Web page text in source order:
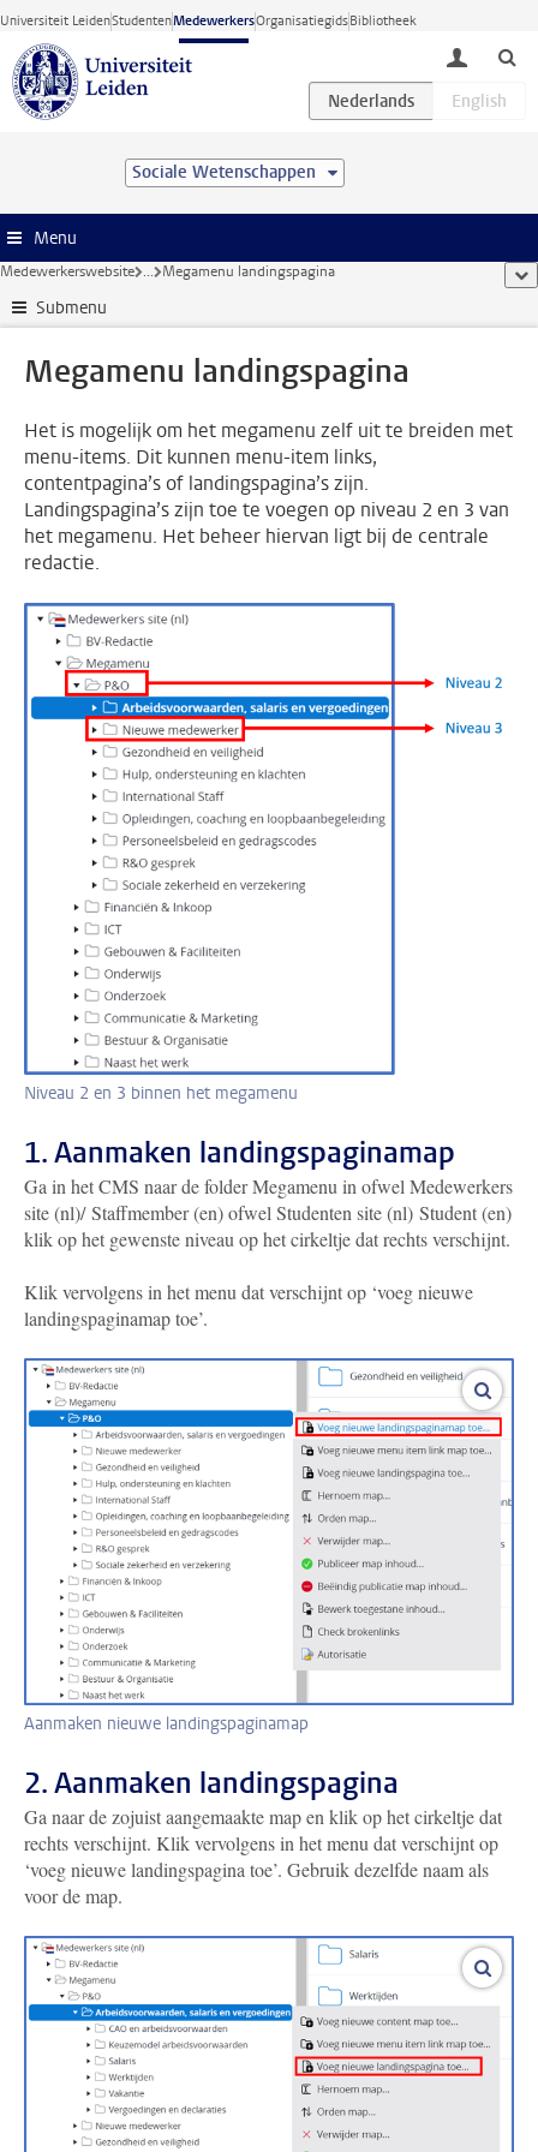
Ga direct naar de inhoud
Universiteit LeidenStudentenMedewerkersOrganisatiegidsBibliotheek
toggle
Sociale Wetenschappen
Menu
Medewerkerswebsite ... Megamenu landingspagina
Submenu
Megamenu landingspagina
Het is mogelijk om het megamenu zelf uit te breiden met
menu-items. Dit kunnen menu-item links,
contentpagina’s of landingspagina’s zijn.
Landingspagina’s zijn toe te voegen op niveau 2 en 3 van
het megamenu. Het beheer hiervan ligt bij de centrale
redactie.
Niveau 2 en 3 binnen het megamenu
1. Aanmaken landingspaginamap
Ga in het CMS naar de folder Megamenu in ofwel Medewerkers
site (nl)/ Staffmember (en) ofwel Studenten site (nl) Student (en)
klik op het gewenste niveau op het cirkeltje dat rechts verschijnt.
Klik vervolgens in het menu dat verschijnt op ‘voeg nieuwe
landingspaginamap toe’.
Aanmaken nieuwe landingspaginamap
2. Aanmaken landingspagina
Ga naar de zojuist aangemaakte map en klik op het cirkeltje dat
rechts verschijnt. Klik vervolgens in het menu dat verschijnt op
‘voeg nieuwe landingspagina toe’. Gebruik dezelfde naam als
voor de map.